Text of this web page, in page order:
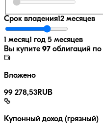
Срок владения12 месяцев
1 месяц1 год 5 месяцев
Вы купите 97 облигаций по
Вложено
99 278,53RUB
Купонный доход (грязный)